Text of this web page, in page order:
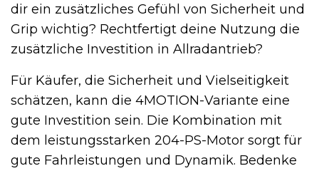
dir ein zusätzliches Gefühl von Sicherheit und
Grip wichtig? Rechtfertigt deine Nutzung die
zusätzliche Investition in Allradantrieb?
Für Käufer, die Sicherheit und Vielseitigkeit
schätzen, kann die 4MOTION-Variante eine
gute Investition sein. Die Kombination mit
dem leistungsstarken 204-PS-Motor sorgt für
gute Fahrleistungen und Dynamik. Bedenke